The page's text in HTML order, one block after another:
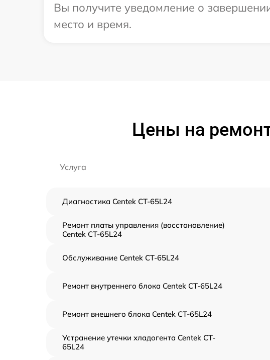
Вы получите уведомление о
место и время.
Цены на
Услуга
Диагностика Centek CT-65L24
Ремонт платы управления (восстановление)
Centek CT-65L24
Обслуживание Centek CT-65L24
Ремонт внутреннего блока Centek CT-65L24
Ремонт внешнего блока Centek CT-65L24
Устранение утечки хладогента Centek CT-
65L24